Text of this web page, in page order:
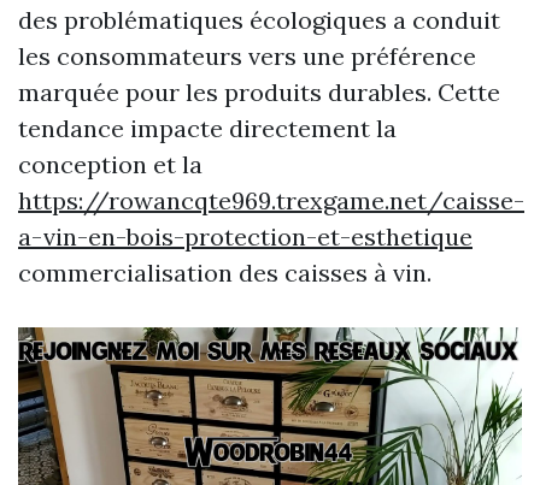
des problématiques écologiques a conduit
les consommateurs vers une préférence
marquée pour les produits durables. Cette
tendance impacte directement la
conception et la
https://rowancqte969.trexgame.net/caisse-
a-vin-en-bois-protection-et-esthetique
commercialisation des caisses à vin.